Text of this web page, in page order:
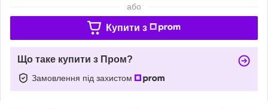
або
Купити з
Що таке купити з Пром?
Замовлення під захистом